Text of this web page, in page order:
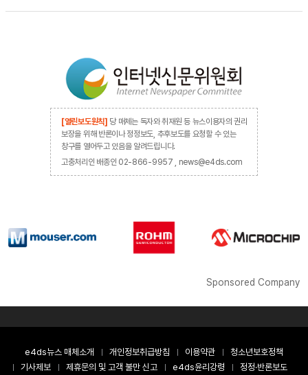
[열린보도원칙] 당 매체는 독자와 취재원 등 뉴스이용자의 권리
보장을 위해 반론이나 정정보도, 추후보도를 요청할 수 있는
창구를 열어두고 있음을 알려드립니다.
고충처리인 배종인 02-866-9957 , news@e4ds.com
Sponsored Company
e4ds뉴스 매체소개 개인정보취급방침 이용약관
청소년보호정책
기사제보
제휴문의 및 고객 불만 신고 e4ds윤리강령 정정·반론보도